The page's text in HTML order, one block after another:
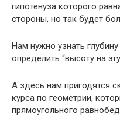
гипотенуза которого
стороны, но так будет
Нам нужно узнать
определить “высоту на эту
А здесь нам пригодятся
курса по геометрии,
прямоугольного